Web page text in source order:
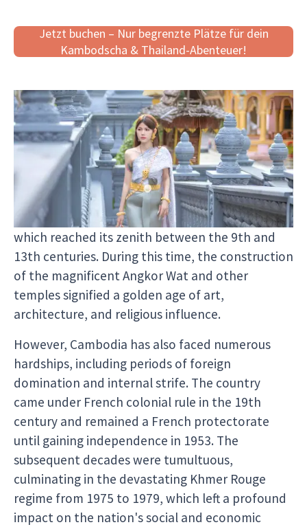
Jetzt buchen – Nur begrenzte Plätze für dein
Kambodscha & Thailand-Abenteuer!
##A Brief History of Cambodia:
From a challenging past to a hopeful future,
Cambodian culture is rich and diverse, with roots
tracing back thousands of years. The history of
Cambodia is marked by the rise and fall of
powerful kingdoms, including the Khmer Empire,
which reached its zenith between the 9th and
13th centuries. During this time, the construction
of the magnificent Angkor Wat and other
temples signified a golden age of art,
architecture, and religious influence.
However, Cambodia has also faced numerous
hardships, including periods of foreign
domination and internal strife. The country
came under French colonial rule in the 19th
century and remained a French protectorate
until gaining independence in 1953. The
subsequent decades were tumultuous,
culminating in the devastating Khmer Rouge
regime from 1975 to 1979, which left a profound
impact on the nation's social and economic